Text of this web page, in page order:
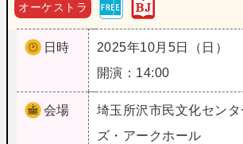
オーケストラ
日時
2025年10月5日（日）
開演：14:00
会場 埼玉 所沢市民文化セン
ズ・アークホール